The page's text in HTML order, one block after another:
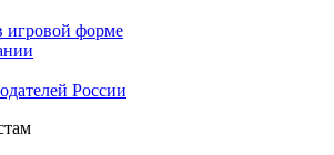
игровой форме
России